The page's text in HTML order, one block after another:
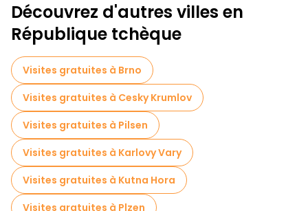
Tournée des pubs à Prague
Activités sportives à Prague
Visites autoguidées en Prague
Jeux d'évasion en Prague
Visites gratuites de la guerre en Prague
Visites gratuites des quartiers juifs de Prague
Billets d'entrée en Prague
Croisières en Prague
Découvrez d'autres villes en
République tchèque
Visites gratuites à Brno
Visites gratuites à Cesky Krumlov
Visites gratuites à Pilsen
Visites gratuites à Karlovy Vary
Visites gratuites à Kutna Hora
Visites gratuites à Plzen